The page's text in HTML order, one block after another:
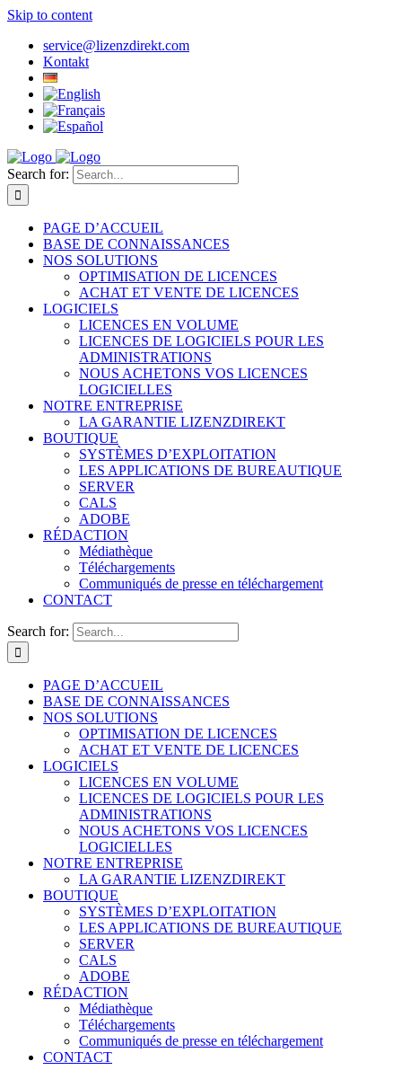
Skip to content
service@lizenzdirekt.com
Kontakt
Search for:
PAGE D’ACCUEIL
BASE DE CONNAISSANCES
NOS SOLUTIONS
OPTIMISATION DE LICENCES
ACHAT ET VENTE DE LICENCES
LOGICIELS
LICENCES EN VOLUME
LICENCES DE LOGICIELS POUR LES
ADMINISTRATIONS
NOUS ACHETONS VOS LICENCES
LOGICIELLES
NOTRE ENTREPRISE
LA GARANTIE LIZENZDIREKT
BOUTIQUE
SYSTÈMES D’EXPLOITATION
LES APPLICATIONS DE BUREAUTIQUE
SERVER
CALS
ADOBE
RÉDACTION
Médiathèque
Téléchargements
Communiqués de presse en téléchargement
CONTACT
Search for:
PAGE D’ACCUEIL
BASE DE CONNAISSANCES
NOS SOLUTIONS
OPTIMISATION DE LICENCES
ACHAT ET VENTE DE LICENCES
LOGICIELS
LICENCES EN VOLUME
LICENCES DE LOGICIELS POUR LES
ADMINISTRATIONS
NOUS ACHETONS VOS LICENCES
LOGICIELLES
NOTRE ENTREPRISE
LA GARANTIE LIZENZDIREKT
BOUTIQUE
SYSTÈMES D’EXPLOITATION
LES APPLICATIONS DE BUREAUTIQUE
SERVER
CALS
ADOBE
RÉDACTION
Médiathèque
Téléchargements
Communiqués de presse en téléchargement
CONTACT